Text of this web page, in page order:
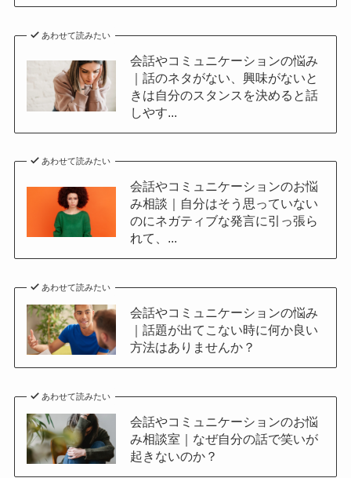
あわせて読みたい
会話やコミュニケーションの悩み
｜話のネタがない、興味がないと
きは自分のスタンスを決めると話
しやす...
あわせて読みたい
会話やコミュニケーションのお悩
み相談｜自分はそう思っていない
のにネガティブな発言に引っ張ら
れて、...
あわせて読みたい
会話やコミュニケーションの悩み
｜話題が出てこない時に何か良い
方法はありませんか？
あわせて読みたい
会話やコミュニケーションのお悩
み相談室｜なぜ自分の話で笑いが
起きないのか？